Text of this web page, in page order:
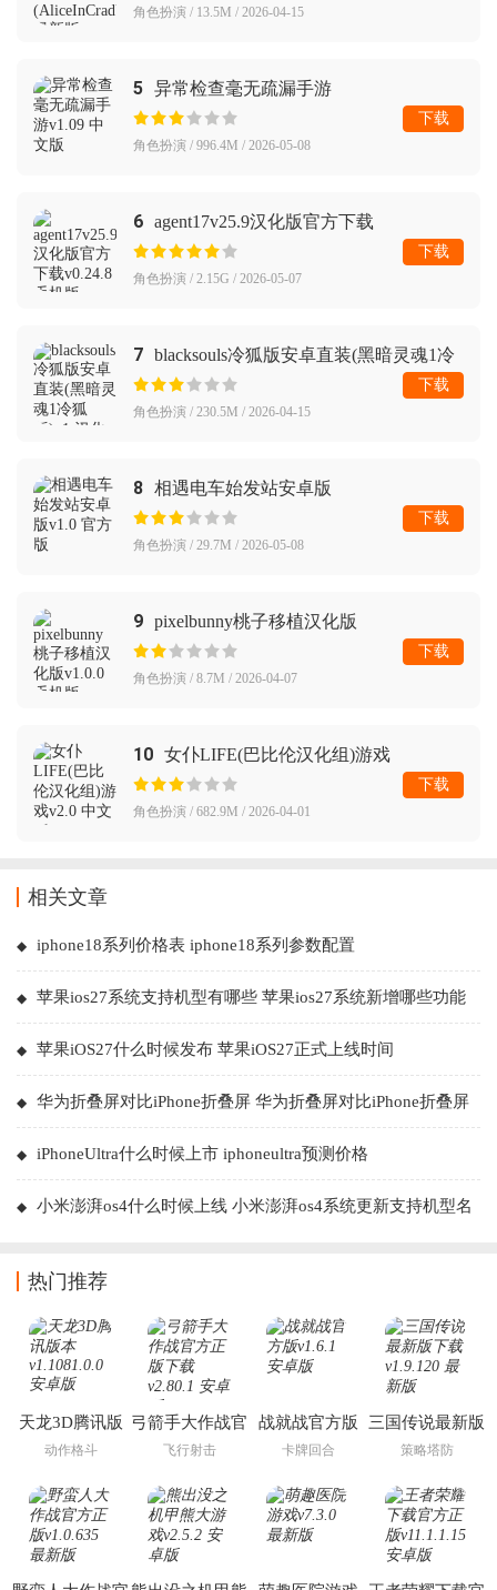
角色扮演 / 13.5M / 2026-04-15
5 异常检查毫无疏漏手游
角色扮演 / 996.4M / 2026-05-08
下载
6 agent17v25.9汉化版官方下载
角色扮演 / 2.15G / 2026-05-07
下载
7 blacksouls冷狐版安卓直装(黑暗灵魂1冷
狐版)
角色扮演 / 230.5M / 2026-04-15
下载
8 相遇电车始发站安卓版
角色扮演 / 29.7M / 2026-05-08
下载
9 pixelbunny桃子移植汉化版
角色扮演 / 8.7M / 2026-04-07
下载
10 女仆LIFE(巴比伦汉化组)游戏
角色扮演 / 682.9M / 2026-04-01
下载
相关文章
iphone18系列价格表 iphone18系列参数配置
苹果ios27系统支持机型有哪些 苹果ios27系统新增哪些功能
苹果iOS27什么时候发布 苹果iOS27正式上线时间
华为折叠屏对比iPhone折叠屏 华为折叠屏对比iPhone折叠屏
iPhoneUltra什么时候上市 iphoneultra预测价格
小米澎湃os4什么时候上线 小米澎湃os4系统更新支持机型名
热门推荐
天龙3D腾讯版
本
动作格斗
弓箭手大作战官
方正版下载
飞行射击
战就战官方版
卡牌回合
三国传说最新版
下载
策略塔防